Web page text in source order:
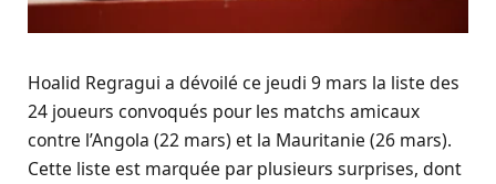
Hoalid Regragui a dévoilé ce jeudi 9 mars la liste des
24 joueurs convoqués pour les matchs amicaux
contre l’Angola (22 mars) et la Mauritanie (26 mars).
Cette liste est marquée par plusieurs surprises, dont